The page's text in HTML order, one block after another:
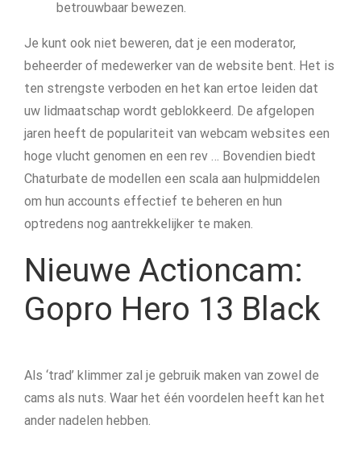
betrouwbaar bewezen.
Je kunt ook niet beweren, dat je een moderator,
beheerder of medewerker van de website bent. Het is
ten strengste verboden en het kan ertoe leiden dat
uw lidmaatschap wordt geblokkeerd. De afgelopen
jaren heeft de populariteit van webcam websites een
hoge vlucht genomen en een rev … Bovendien biedt
Chaturbate de modellen een scala aan hulpmiddelen
om hun accounts effectief te beheren en hun
optredens nog aantrekkelijker te maken.
Nieuwe Actioncam:
Gopro Hero 13 Black
Als ‘trad’ klimmer zal je gebruik maken van zowel de
cams als nuts. Waar het één voordelen heeft kan het
ander nadelen hebben.